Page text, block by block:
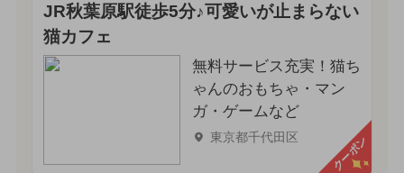
JR秋葉原駅徒歩5分♪可愛いが止まらない
猫カフェ
無料サービス充実！猫ち
ゃんのおもちゃ・マン
ガ・ゲームなど
東京都千代田区 クーポン